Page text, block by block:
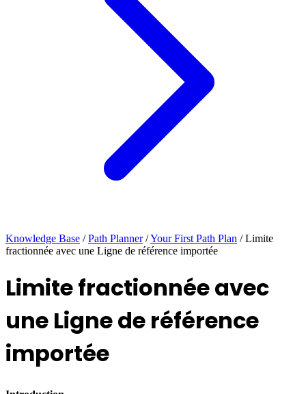
Knowledge Base / Path Planner /Your First Path Plan / Limite
fractionnée avec une Ligne de référence importée
Limite fractionnée avec
une Ligne de référence
importée